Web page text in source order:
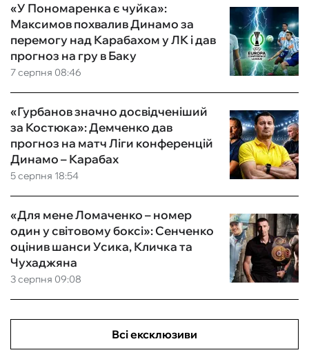
7 серпня 08:46
«У Пономаренка є чуйка»:
Максимов похвалив Динамо за
перемогу над Карабахом у ЛК і дав
прогноз на гру в Баку
5 серпня 18:54
«Гурбанов значно досвідченіший
за Костюка»: Демченко дав
прогноз на матч Ліги конференцій
Динамо – Карабах
3 серпня 09:08
«Для мене Ломаченко – номер
один у світовому боксі»: Сенченко
оцінив шанси Усика, Кличка та
Чухаджяна
Всі ексклюзиви